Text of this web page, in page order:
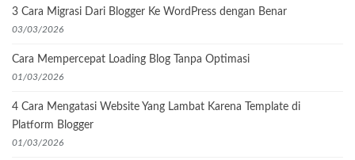
3 Cara Migrasi Dari Blogger Ke WordPress dengan Benar
03/03/2026
Cara Mempercepat Loading Blog Tanpa Optimasi
01/03/2026
4 Cara Mengatasi Website Yang Lambat Karena Template di
Platform Blogger
01/03/2026